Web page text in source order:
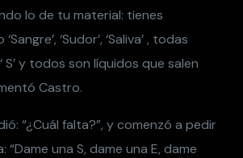
lo de tu material: tienes
‘Sudor’, ‘Saliva’ , todas
S’ y todos son líquidos que salen
Castro.
“¿Cuál falta?”, y comenzó a pedir
“Dame una S, dame una E, dame